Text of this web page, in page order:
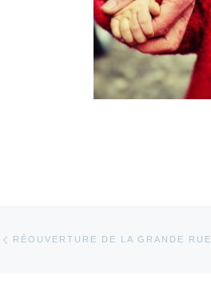
Parcourir les articles
Article précédent
RÉOUVERTURE DE LA GRANDE RUE